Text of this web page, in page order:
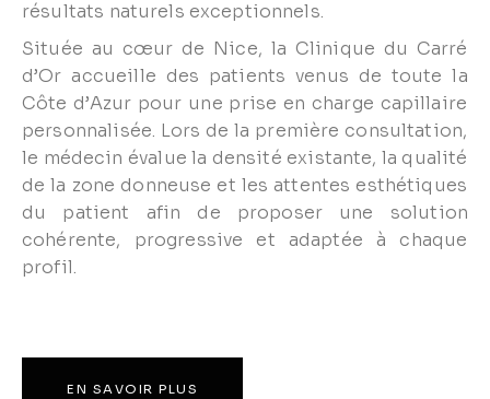
résultats naturels exceptionnels.
Située au cœur de Nice, la Clinique du Carré
d’Or accueille des patients venus de toute la
Côte d’Azur pour une prise en charge capillaire
personnalisée. Lors de la première consultation,
le médecin évalue la densité existante, la qualité
de la zone donneuse et les attentes esthétiques
du patient afin de proposer une solution
cohérente, progressive et adaptée à chaque
profil.
EN SAVOIR PLUS